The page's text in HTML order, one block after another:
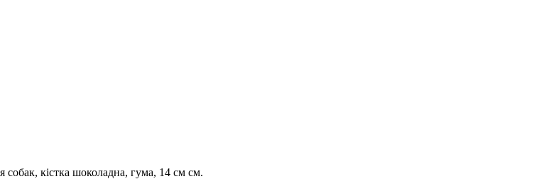
кістка шоколадна, гума, 14 см см.